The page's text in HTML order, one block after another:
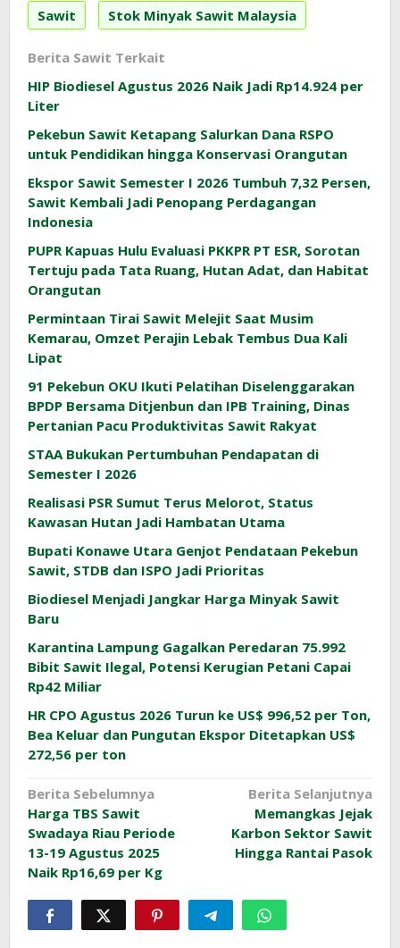
Sawit Stok Minyak Sawit Malaysia
Berita Sawit Terkait
HIP Biodiesel Agustus 2026 Naik Jadi Rp14.924 per
Liter
Pekebun Sawit Ketapang Salurkan Dana RSPO
untuk Pendidikan hingga Konservasi Orangutan
Ekspor Sawit Semester I 2026 Tumbuh 7,32 Persen,
Sawit Kembali Jadi Penopang Perdagangan
Indonesia
PUPR Kapuas Hulu Evaluasi PKKPR PT ESR, Sorotan
Tertuju pada Tata Ruang, Hutan Adat, dan Habitat
Orangutan
Permintaan Tirai Sawit Melejit Saat Musim
Kemarau, Omzet Perajin Lebak Tembus Dua Kali
Lipat
91 Pekebun OKU Ikuti Pelatihan Diselenggarakan
BPDP Bersama Ditjenbun dan IPB Training, Dinas
Pertanian Pacu Produktivitas Sawit Rakyat
STAA Bukukan Pertumbuhan Pendapatan di
Semester I 2026
Realisasi PSR Sumut Terus Melorot, Status
Kawasan Hutan Jadi Hambatan Utama
Bupati Konawe Utara Genjot Pendataan Pekebun
Sawit, STDB dan ISPO Jadi Prioritas
Biodiesel Menjadi Jangkar Harga Minyak Sawit
Baru
Karantina Lampung Gagalkan Peredaran 75.992
Bibit Sawit Ilegal, Potensi Kerugian Petani Capai
Rp42 Miliar
HR CPO Agustus 2026 Turun ke US$ 996,52 per Ton,
Bea Keluar dan Pungutan Ekspor Ditetapkan US$
272,56 per ton
Navigasi
pos
Berita Sebelumnya
Harga TBS Sawit
Swadaya Riau Periode
13-19 Agustus 2025
Naik Rp16,69 per Kg
Berita Selanjutnya
Memangkas Jejak
Karbon Sektor Sawit
Hingga Rantai Pasok